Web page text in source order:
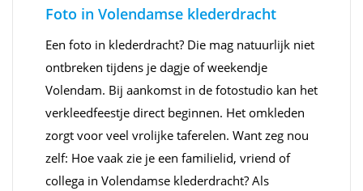
Foto in Volendamse klederdracht
Een foto in klederdracht? Die mag natuurlijk niet
ontbreken tijdens je dagje of weekendje
Volendam. Bij aankomst in de fotostudio kan het
verkleedfeestje direct beginnen. Het omkleden
zorgt voor veel vrolijke taferelen. Want zeg nou
zelf: Hoe vaak zie je een familielid, vriend of
collega in Volendamse klederdracht? Als